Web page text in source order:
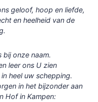
geloof, hoop en liefde,
en heelheid van de
bij onze naam.
leer ons U zien
heel uw schepping.
in het bijzonder aan
Hof in Kampen: